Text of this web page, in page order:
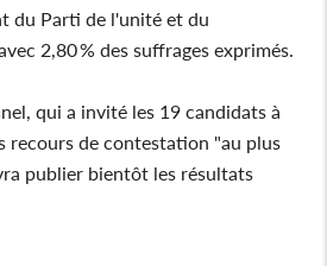
du Parti de l'unité et du
2,80 % des suffrages exprimés.
qui a invité les 19 candidats à
recours de contestation "au plus
publier bientôt les résultats